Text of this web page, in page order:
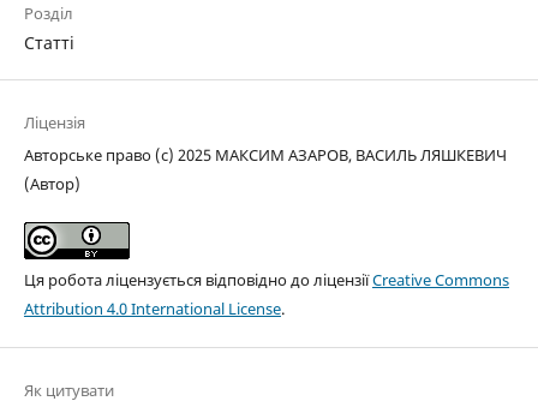
Розділ
Статті
Ліцензія
Авторське право (c) 2025 МАКСИМ AЗАРОВ, ВАСИЛЬ ЛЯШКЕВИЧ
(Автор)
Ця робота ліцензується відповідно до ліцензіїCreative Commons
Attribution 4.0 International License.
Як цитувати